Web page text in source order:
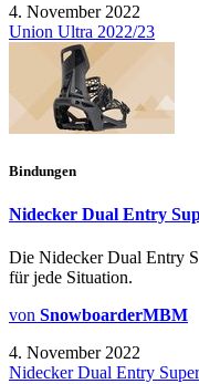
4. November 2022
Union Ultra 2022/23
Bindungen
Nidecker Dual Entry
Die Nidecker Dual Entry
für jede Situation.
von SnowboarderMBM
4. November 2022
Nidecker Dual Entry